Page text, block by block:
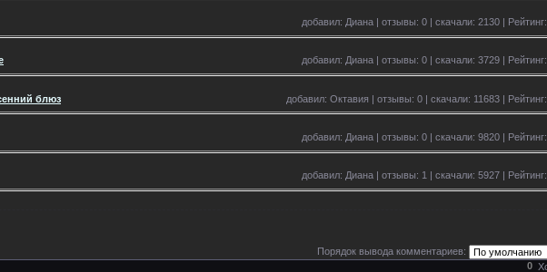
добавил: Диана | отзывы: 0 | скачали: 2130 | Рейтинг:
добавил: Диана | отзывы: 0 | скачали: 3729 | Рейтинг:
блюз добавил: Октавия | отзывы: 0 | скачали: 11683 | Рейтинг:
добавил: Диана | отзывы: 0 | скачали: 9820 | Рейтинг:
добавил: Диана | отзывы: 1 | скачали: 5927 | Рейтинг:
Порядок вывода комментариев:
0